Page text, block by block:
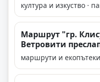
култура и изкуство ·
Маршрут "гр.
Ветровити
маршрути и